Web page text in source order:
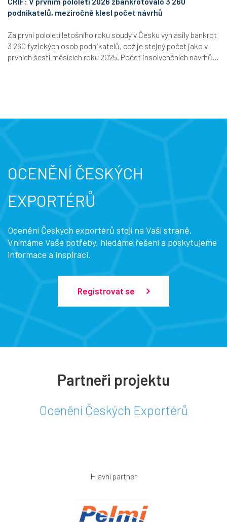
podnikatelů, meziročně klesl počet návrhů
Za první pololetí letošního roku soudy v Česku vyhlásily bankrot
3 260 fyzických osob podnikatelů, což je stejný počet jako v
prvních šesti měsících roku 2025. Počet insolvenčních návrhů...
OCENĚNÍ ČESKÝCH
EXPORTÉRŮ
Ocenění Českých exportérů stojí na Vaší straně.
Vnímáme Vaše potřeby, hledáme řešení a poskytujeme
informace a inspiraci.
Registrovat se
Partneři projektu
Ocenění Českých Exportérů
Hlavní partner